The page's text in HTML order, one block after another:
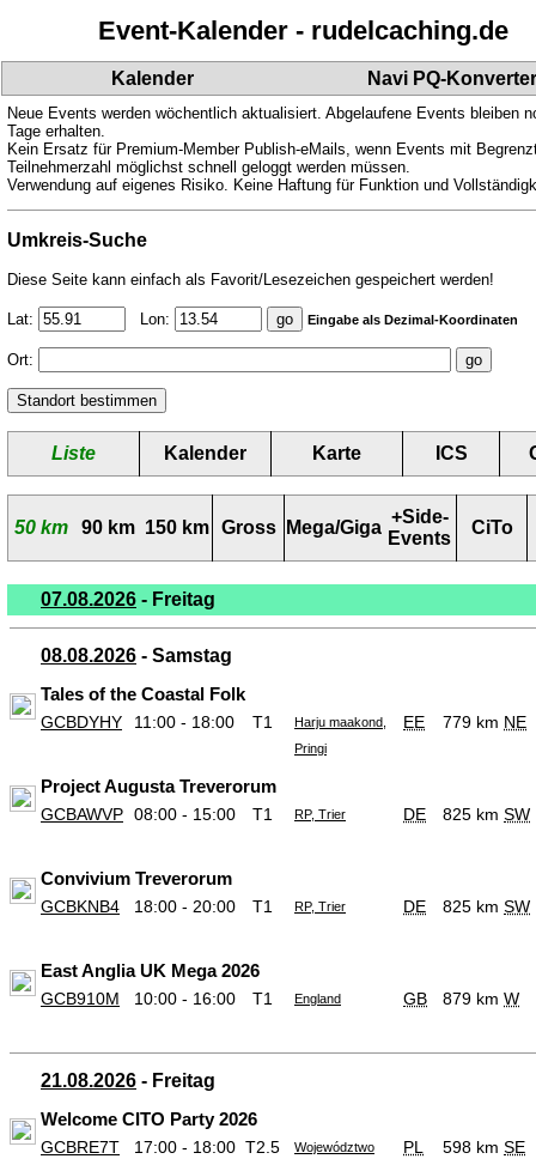
Event-Kalender - rudelcaching.de
Kalender Navi PQ-Konverter
Neue Events werden wöchentlich aktualisiert. Abgelaufene Events bleiben
Tage erhalten.
Kein Ersatz für Premium-Member Publish-eMails, wenn Events mit
Teilnehmerzahl möglichst schnell geloggt werden müssen.
Verwendung auf eigenes Risiko. Keine Haftung für Funktion und
Umkreis-Suche
Diese Seite kann einfach als Favorit/Lesezeichen gespeichert werden!
Lat: Lon: Eingabe als Dezimal-Koordinaten
Ort:
Liste Kalender Karte ICS
50 km 90 km 150 km Gross Mega/Giga
+Side-
Events
CiTo
07.08.2026 - Freitag
08.08.2026 - Samstag
Tales of the Coastal Folk
GCBDYHY 11:00 - 18:00 T1
Harju maakond,
Pringi
EE 779 km NE
Project Augusta Treverorum
GCBAWVP 08:00 - 15:00 T1 RP, Trier DE 825 km SW
Convivium Treverorum
GCBKNB4 18:00 - 20:00 T1 RP, Trier DE 825 km SW
East Anglia UK Mega 2026
GCB910M 10:00 - 16:00 T1 England GB 879 km W
21.08.2026 - Freitag
Welcome CITO Party 2026
GCBRE7T 17:00 - 18:00 T2.5
Województwo
PL 598 km SE